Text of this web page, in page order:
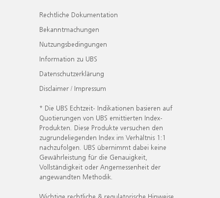
Rechtliche Dokumentation
Bekanntmachungen
Nutzungsbedingungen
Information zu UBS
Datenschutzerklärung
Disclaimer / Impressum
* Die UBS Echtzeit- Indikationen basieren auf
Quotierungen von UBS emittierten Index-
Produkten. Diese Produkte versuchen den
zugrundeliegenden Index im Verhältnis 1:1
nachzufolgen. UBS übernimmt dabei keine
Gewährleistung für die Genauigkeit,
Vollständigkeit oder Angemessenheit der
angewandten Methodik.